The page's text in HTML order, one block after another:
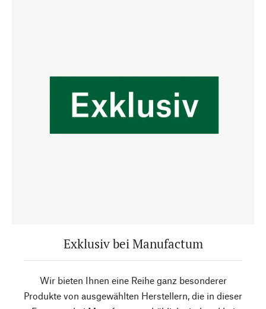
Exklusiv bei Manufactum
Wir bieten Ihnen eine Reihe ganz besonderer
Produkte von ausgewählten Herstellern, die in dieser